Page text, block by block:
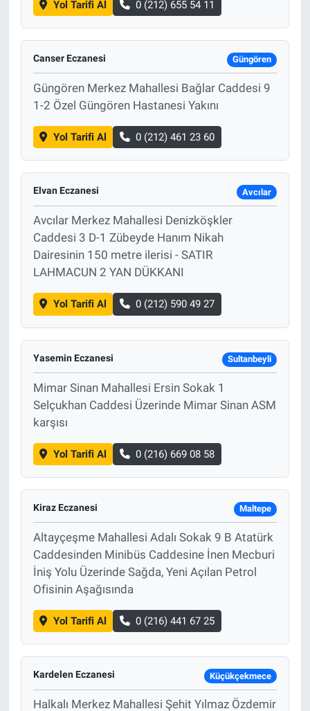
Yol Tarifi Al 0 (212) 655 54 11
Canser Eczanesi Güngören
Güngören Merkez Mahallesi Bağlar Caddesi 9
1-2 Özel Güngören Hastanesi Yakını
Yol Tarifi Al 0 (212) 461 23 60
Elvan Eczanesi Avcılar
Avcılar Merkez Mahallesi Denizköşkler
Caddesi 3 D-1 Zübeyde Hanım Nikah
Dairesinin 150 metre ilerisi - SATIR
LAHMACUN 2 YAN DÜKKANI
Yol Tarifi Al 0 (212) 590 49 27
Yasemin Eczanesi Sultanbeyli
Mimar Sinan Mahallesi Ersin Sokak 1
Selçukhan Caddesi Üzerinde Mimar Sinan ASM
karşısı
Yol Tarifi Al 0 (216) 669 08 58
Kiraz Eczanesi Maltepe
Altayçeşme Mahallesi Adalı Sokak 9 B Atatürk
Caddesinden Minibüs Caddesine İnen Mecburi
İniş Yolu Üzerinde Sağda, Yeni Açılan Petrol
Ofisinin Aşağısında
Yol Tarifi Al 0 (216) 441 67 25
Kardelen Eczanesi Küçükçekmece
Halkalı Merkez Mahallesi Şehit Yılmaz Özdemir